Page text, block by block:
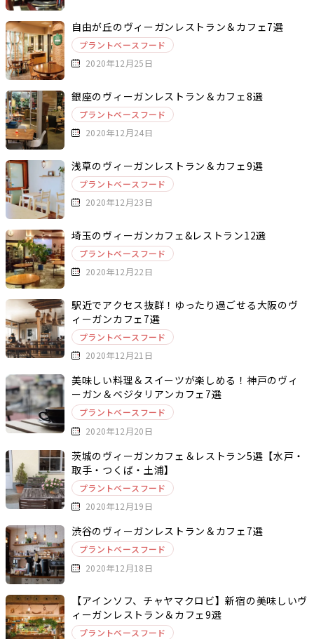
自由が丘のヴィーガンレストラン＆カフェ7選
プラントベースフード
2020年12月25日
銀座のヴィーガンレストラン＆カフェ8選
プラントベースフード
2020年12月24日
浅草のヴィーガンレストラン＆カフェ9選
プラントベースフード
2020年12月23日
埼玉のヴィーガンカフェ&レストラン12選
プラントベースフード
2020年12月22日
駅近でアクセス抜群！ゆったり過ごせる大阪のヴ
ィーガンカフェ7選
プラントベースフード
2020年12月21日
美味しい料理＆スイーツが楽しめる！神戸のヴィ
ーガン＆ベジタリアンカフェ7選
プラントベースフード
2020年12月20日
茨城のヴィーガンカフェ＆レストラン5選【水戸・
取手・つくば・土浦】
プラントベースフード
2020年12月19日
渋谷のヴィーガンレストラン＆カフェ7選
プラントベースフード
2020年12月18日
【アインソフ、チャヤマクロビ】新宿の美味しいヴ
ィーガンレストラン＆カフェ9選
プラントベースフード